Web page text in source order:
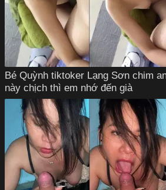
Bé Quỳnh tiktoker Lạng Sơn chim
này chịch thì em nhớ đến già